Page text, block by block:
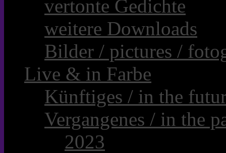
vertonte Gedichte
weitere Downloads
Bilder / pictures /
Live & in Farbe
Künftiges / in the
Vergangenes / in the
2023